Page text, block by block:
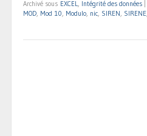
Archivé sous EXCEL Intégrité des données
MOD Mod 10 Modulo nic SIREN SIRENE